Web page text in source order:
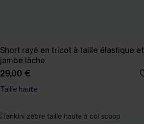
Short rayé en tricot à taille élastique et
jambe lâche
29,00 €
Taille haute